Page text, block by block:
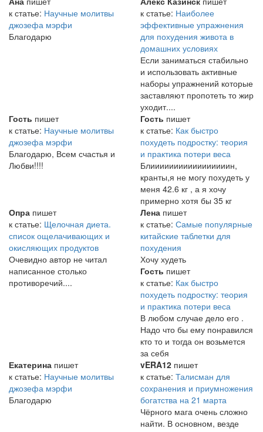
к статье: Научные молитвы
джозефа мэрфи
Благодарю
к статье: Наиболее
эффективные упражнения
для похудения живота в
домашних условиях
Если заниматься стабильно
и использовать активные
наборы упражнений которые
заставляют пропотеть то жир
уходит....
Гость пишет
к статье: Научные молитвы
джозефа мэрфи
Благодарю, Всем счастья и
Любви!!!!
Гость пишет
к статье: Как быстро
похудеть подростку: теория
и практика потери веса
Блииииииииииииииииин,
кранты,я не могу похудеть у
меня 42.6 кг , а я хочу
примерно хотя бы 35 кг
Опра пишет
к статье: Щелочная диета.
список ощелачивающих и
окисляющих продуктов
Очевидно автор не читал
написанное столько
противоречий....
Лена пишет
к статье: Самые популярные
китайские таблетки для
похудения
Хочу худеть
Гость пишет
к статье: Как быстро
похудеть подростку: теория
и практика потери веса
В любом случае дело его .
Надо что бы ему понравился
кто то и тогда он возьмется
за себя
Екатерина пишет
к статье: Научные молитвы
джозефа мэрфи
Благодарю
vERA12 пишет
к статье: Талисман для
сохранения и приумножения
богатства на 21 марта
Чёрного мага очень сложно
найти. В основном, везде